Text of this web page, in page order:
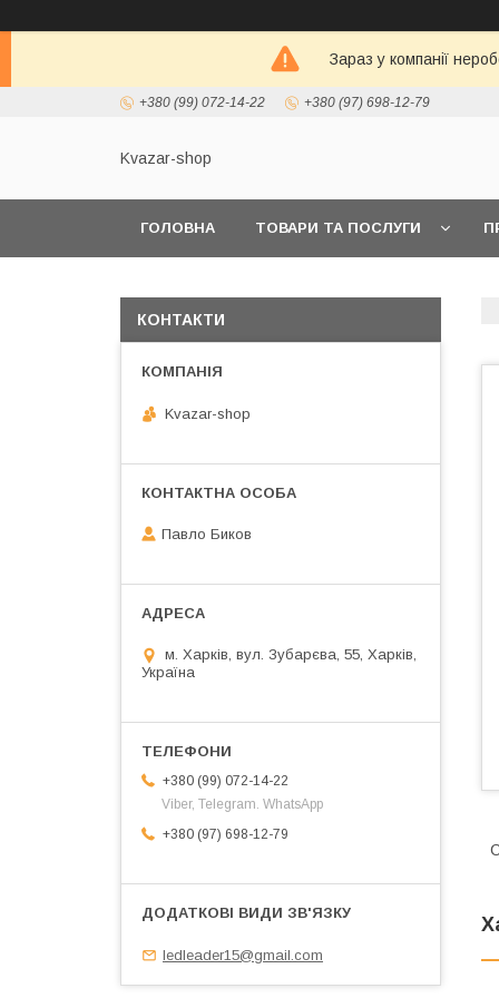
Зараз у компанії
+380 (99) 072-14-22 +380 (97) 698-12-79
Kvazar-shop
ГОЛОВНА ТОВАРИ ТА ПОСЛУГИ
КОНТАКТИ
Kvazar-shop
Павло Биков
м. Харків, вул. Зубарєва, 55, Харків,
Україна
+380 (99) 072-14-22
Viber, Telegram. WhatsApp
+380 (97) 698-12-79
ledleader15@gmail.com